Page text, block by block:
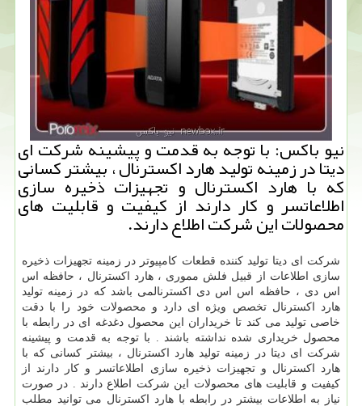
نیو باكس: با توجه به قدمت و پیشینه شركت ای
دیتا در زمینه تولید هارد اكسترنال ، بیشتر كسانی
كه با هارد اكسترنال و تجهیزات ذخیره سازی
اطلاعاتسر و كار دارند از كیفیت و قابلیت های
محصولات این شركت اطلاع دارند.
شرکت ای دیتا تولید کننده قطعات کامپیوتر در زمینه تجهیزات ذخیره
سازی اطلاعات از قبیل فلش مموری ، هارد اکسترنال ، حافظه اس
اس دی ، حافظه اس اس دی اکسترنالمی باشد که در زمینه تولید
هارد اکسترنال تخصص ویژه ای دارد و محصولات خود را با دقت
خاصی تولید می کند تا خریداران این محصول دغدغه ای در رابطه با
محصول خریداری شده نداشته باشند . با توجه به قدمت و پیشینه
شرکت ای دیتا در زمینه تولید هارد اکسترنال ، بیشتر کسانی که با
هارد اکسترنال و تجهیزات ذخیره سازی اطلاعاتسر و کار دارند از
کیفیت و قابلیت های محصولات این شرکت اطلاع دارند . در صورت
نیاز به اطلاعات بیشتر در رابطه با هارد اکسترنال می توانید مطلب